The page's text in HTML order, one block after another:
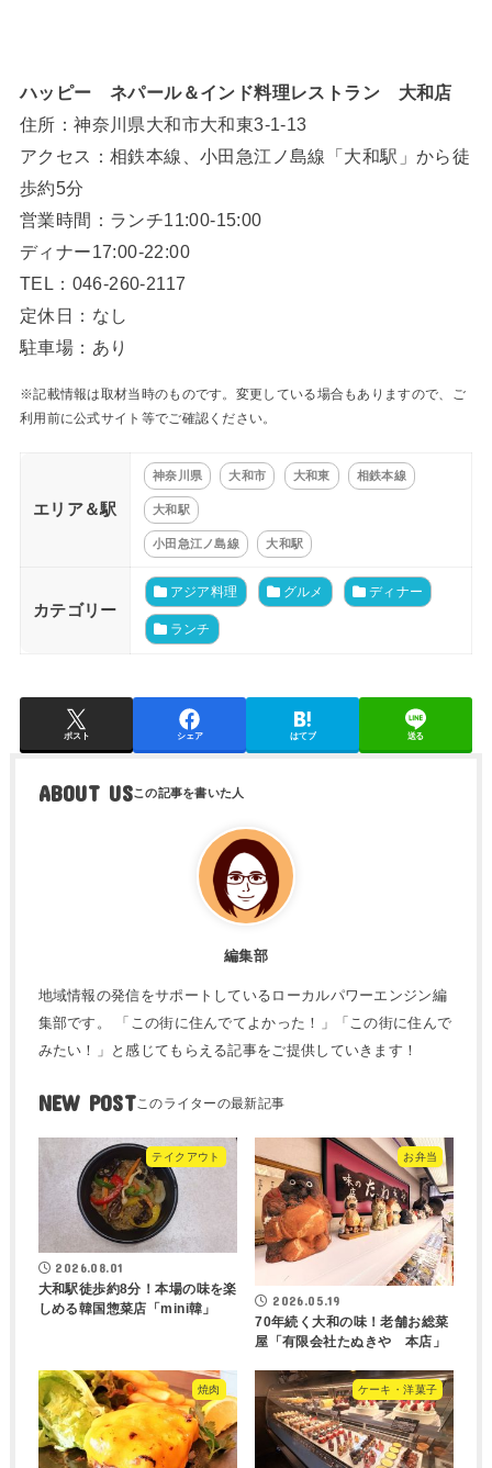
ハッピー ネパール＆インド料理レストラン 大和店
住所：神奈川県大和市大和東3-1-13
アクセス：相鉄本線、小田急江ノ島線「大和駅」から徒
歩約5分
営業時間：ランチ11:00-15:00
ディナー17:00-22:00
TEL：046-260-2117
定休日：なし
駐車場：あり
※記載情報は取材当時のものです。変更している場合もありますので、ご
利用前に公式サイト等でご確認ください。
エリア＆駅
神奈川県 大和市 大和東 相鉄本線
大和駅
小田急江ノ島線 大和駅
カテゴリー
アジア料理 グルメ ディナー
ランチ
ポスト シェア はてブ 送る
ABOUT US
編集部
地域情報の発信をサポートしているローカルパワーエンジン編
集部です。 「この街に住んでてよかった！」「この街に住んで
みたい！」と感じてもらえる記事をご提供していきます！
NEW POST
テイクアウト
2026.08.01
大和駅徒歩約8分！本場の味を楽
しめる韓国惣菜店「mini韓」
お弁当
2026.05.19
70年続く大和の味！老舗お総菜
屋「有限会社たぬきや 本店」
焼肉 ケーキ・洋菓子